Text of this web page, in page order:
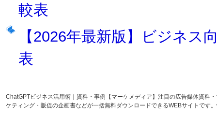
較表
【2026年最新版】ビジネス
表
ChatGPTビジネス活用術｜資料・事例【マーケメディア】注目の広告媒体資料
ケティング・販促の企画書などが一括無料ダウンロードできるWEBサイトです